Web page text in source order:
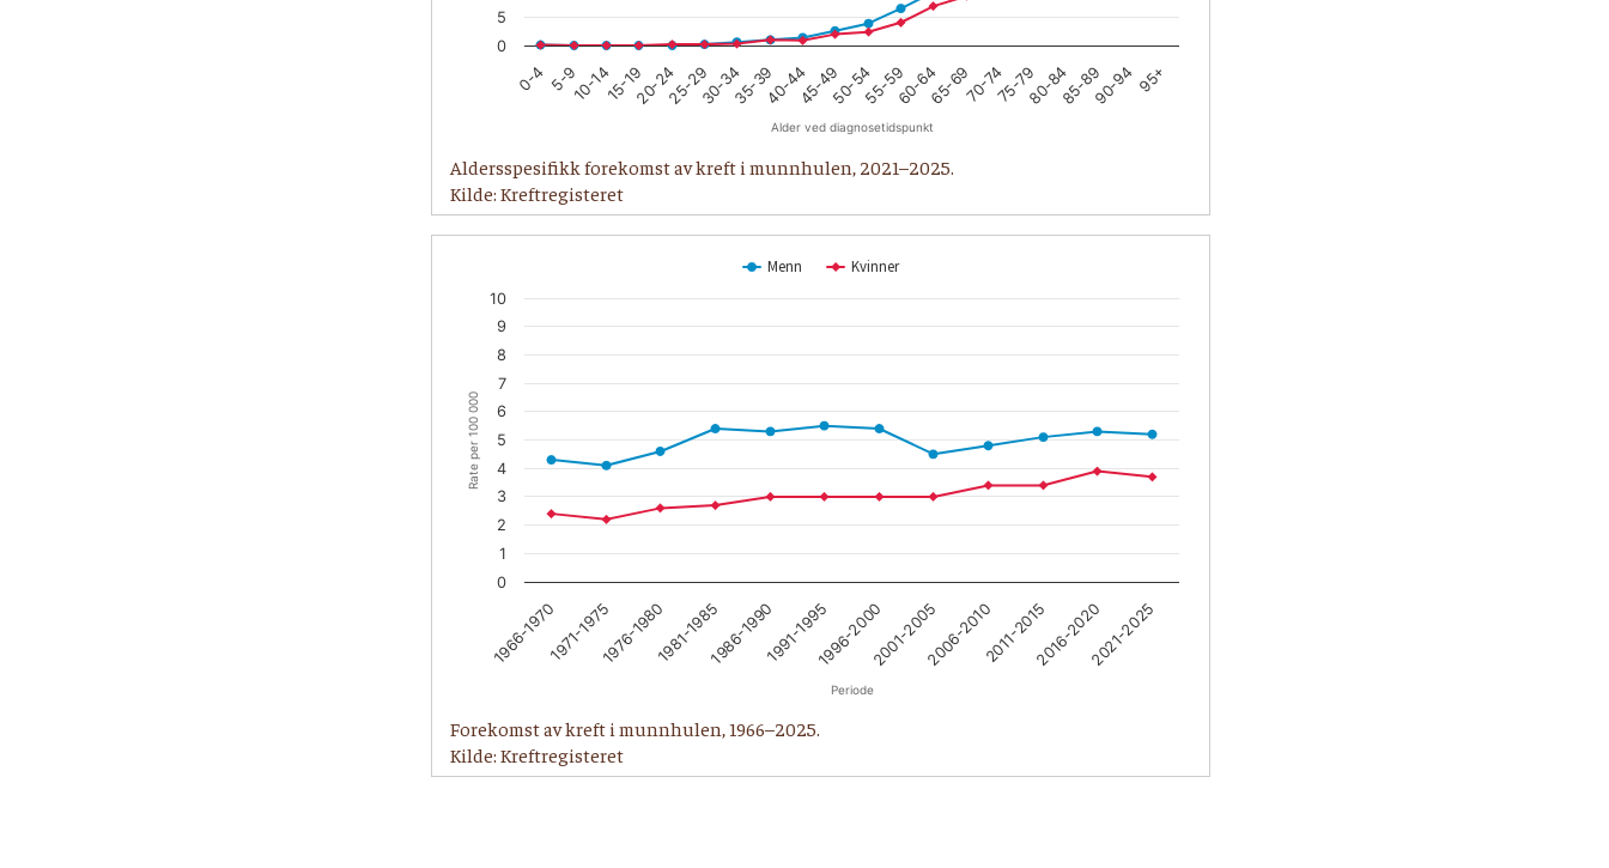
Alder ved diagnosetidspunkt
0-4 5-910-1415-1920-2425-2930-3435-3940-4445-4950-5455-5960-6465-6970-7475-7980-8485-8990-94 95+
0
5
Aldersspesifikk forekomst av kreft i munnhulen, 2021–2025.
Kilde: Kreftregisteret
Periode
Rate per 100 000
Menn Kvinner
1966-19701971-19751976-19801981-19851986-19901991-19951996-20002001-20052006-20102011-20152016-20202021-2025
0
1
2
3
4
5
6
7
8
9
10
Forekomst av kreft i munnhulen, 1966–2025.
Kilde: Kreftregisteret